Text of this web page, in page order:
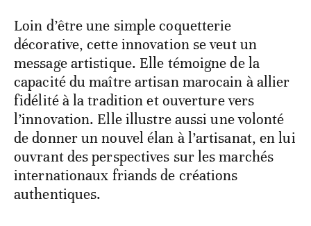
Loin d’être une simple coquetterie
décorative, cette innovation se veut un
message artistique. Elle témoigne de la
capacité du maître artisan marocain à allier
fidélité à la tradition et ouverture vers
l’innovation. Elle illustre aussi une volonté
de donner un nouvel élan à l’artisanat, en lui
ouvrant des perspectives sur les marchés
internationaux friands de créations
authentiques.